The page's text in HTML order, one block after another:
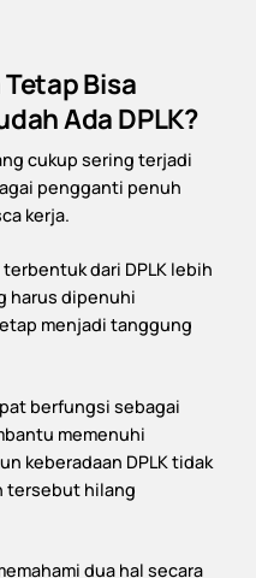
Bisa
Ada DPLK?
cukup sering terjadi
pengganti penuh
kerja.
dari DPLK lebih
harus dipenuhi
menjadi tanggung
berfungsi sebagai
memenuhi
keberadaan DPLK tidak
tersebut hilang
dua hal secara